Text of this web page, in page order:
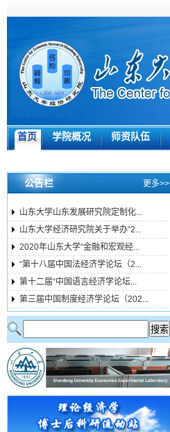
首页 学院概况 师资队伍
公告栏 更多>>
山东大学山东发展研究院定制化...
山东大学经济研究院关于举办“2...
2020年山东大学“金融和宏观经...
“第十八届中国法经济学论坛（2...
第十二届“中国语言经济学论坛...
第三届中国制度经济学论坛（202...